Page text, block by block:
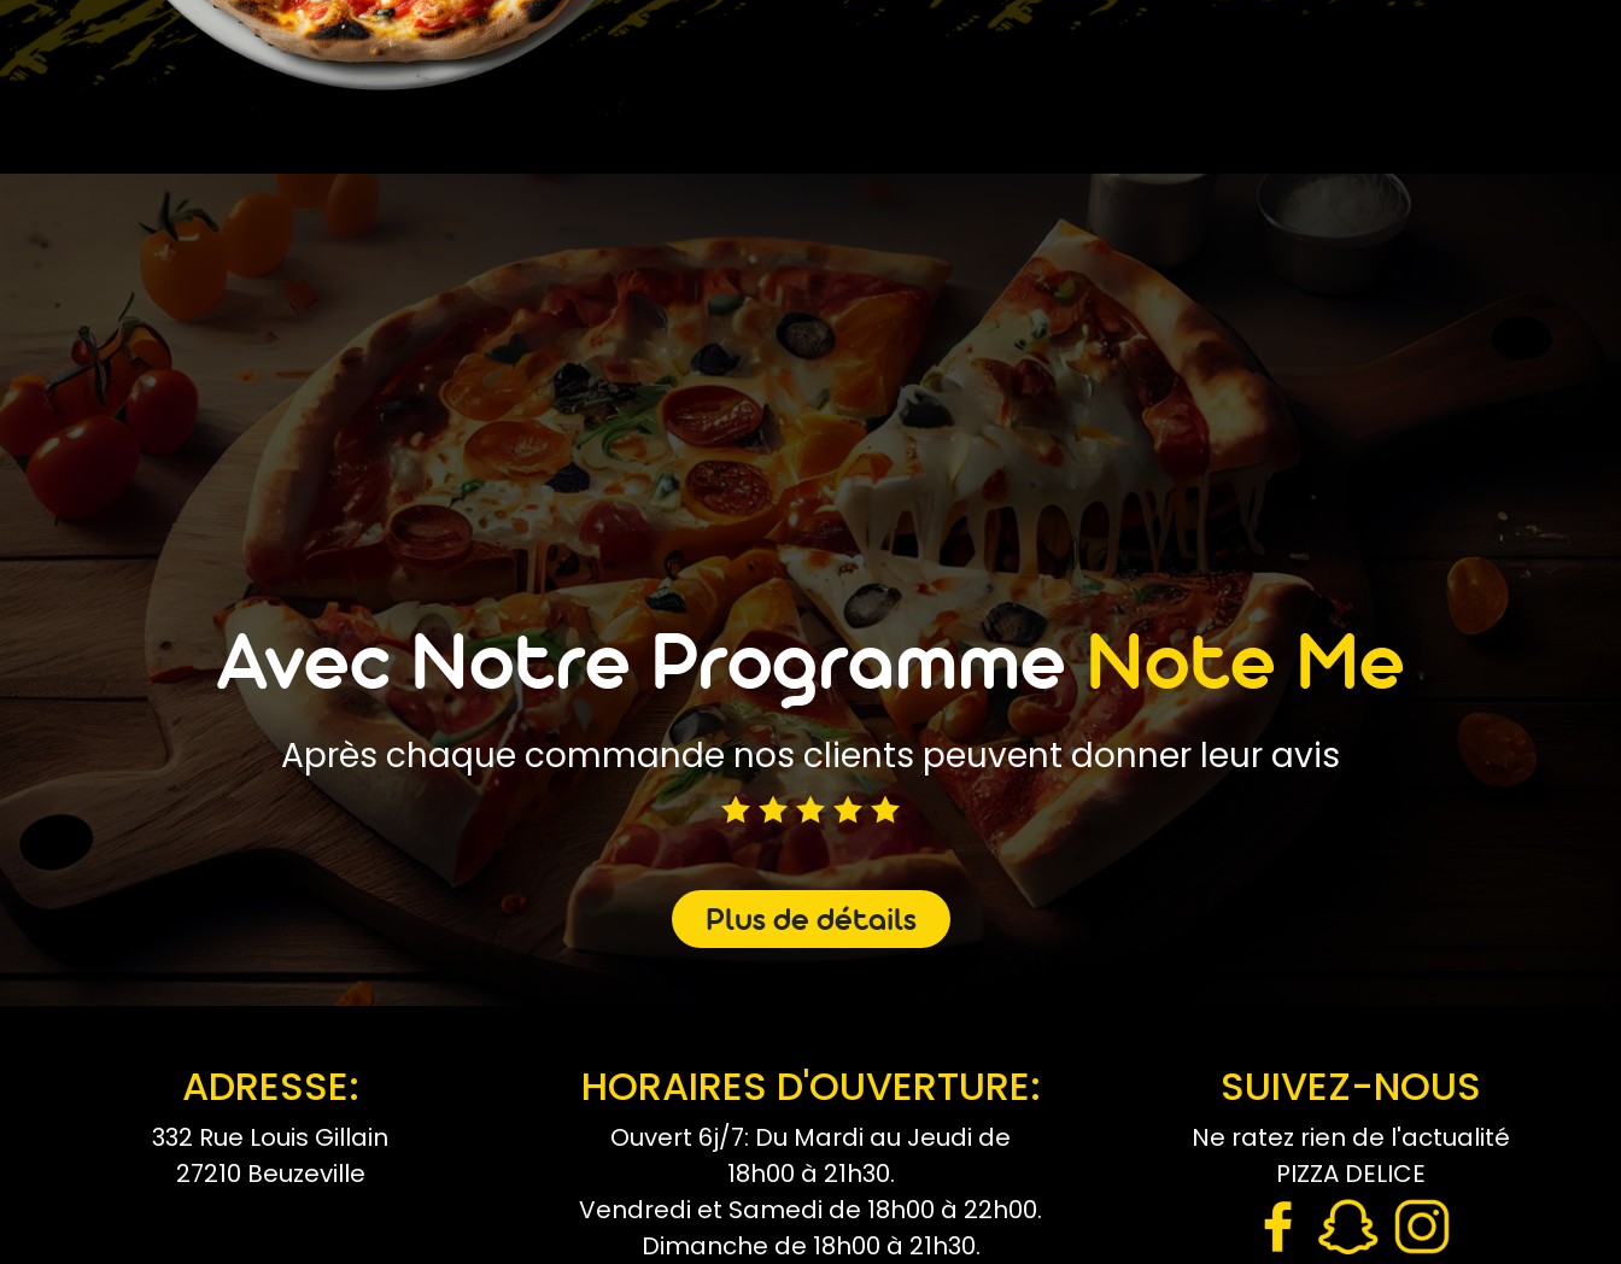
Avec Notre ProgrammeNote Me
Après chaque commande nos clients peuvent donner leur avis
Plus de détails
ADRESSE:
332 Rue Louis Gillain
27210 Beuzeville
HORAIRES D'OUVERTURE:
Ouvert 6j/7: Du Mardi au Jeudi de
18h00 à 21h30.
Vendredi et Samedi de 18h00 à 22h00.
Dimanche de 18h00 à 21h30.
SUIVEZ-NOUS
Ne ratez rien de l'actualité
PIZZA DELICE